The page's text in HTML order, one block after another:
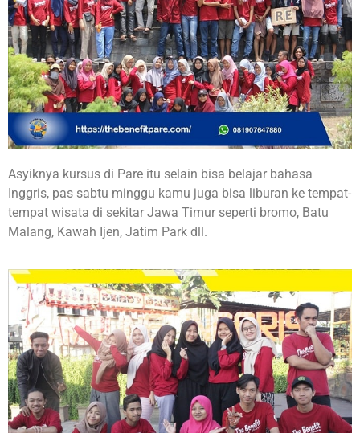
Asyiknya kursus di Pare itu selain bisa belajar bahasa
Inggris, pas sabtu minggu kamu juga bisa liburan ke tempat-
tempat wisata di sekitar Jawa Timur seperti bromo, Batu
Malang, Kawah Ijen, Jatim Park dll.